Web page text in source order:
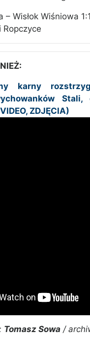
– Wisłok Wiśniowa 1:1
Ropczyce
karny
Stali,
ZDJĘCIA)
Tomasz Sowa /